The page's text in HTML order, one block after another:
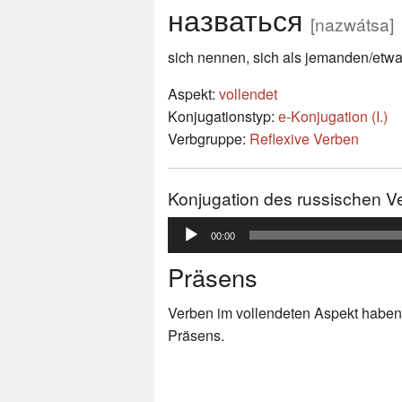
назваться [nazwátsa]
sich nennen, sich als jemanden/
Aspekt: vollendet
Konjugationstyp: е-Konjugation (I.)
Verbgruppe: Reflexive Verben
Konjugation des russischen
Audio-
Player
00:00
Präsens
Verben im vollendeten Aspekt
Präsens.